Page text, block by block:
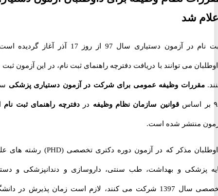
شد
ثبت نام در آزمون دستیاری سال 97 از روز 17 آذر آغاز گردیده است و
می توانند با دریافت دفترچه راهنمای ثبت نام، در این آزمون ثبت نام
مقررات وظیفه عمومی برای شرکت در آزمون دستیاری پزشکیسال
قوانین سازمان نظام وظیفهدر دفترچه راهنمای ثبت ناماین
منتشر شده است.
داوطلبان مذکر که در آزمون دوره دکتری تخصصی (PHD) رشته های علوم
پزشکی و بهداشت، طب سنتی، داروسازی و دندانپزشکی و دستیار
تخصصی سال 1397 شرکت می کنند، لازم است زمان پذیرش در دانشگاه